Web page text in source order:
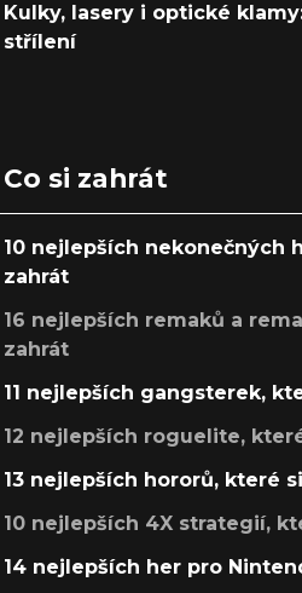
Kulky, lasery i optické
střílení
Co si zahrát
10 nejlepších nekonečných
zahrát
16 nejlepších remaků a
zahrát
11 nejlepších gangsterek,
12 nejlepších roguelite,
13 nejlepších hororů, které
10 nejlepších 4X strategií,
14 nejlepších her pro